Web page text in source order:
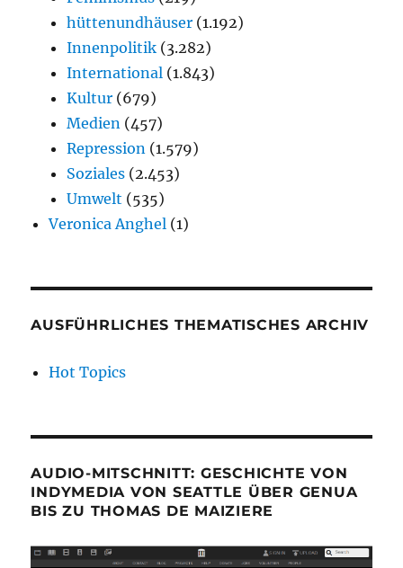
hüttenundhäuser (1.192)
Innenpolitik (3.282)
International (1.843)
Kultur (679)
Medien (457)
Repression (1.579)
Soziales (2.453)
Umwelt (535)
Veronica Anghel (1)
AUSFÜHRLICHES THEMATISCHES ARCHIV
Hot Topics
AUDIO-MITSCHNITT: GESCHICHTE VON
INDYMEDIA VON SEATTLE ÜBER GENUA
BIS ZU THOMAS DE MAIZIERE